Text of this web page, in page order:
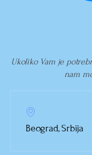
Ukoliko Vam je
nam
Beograd, Srbija